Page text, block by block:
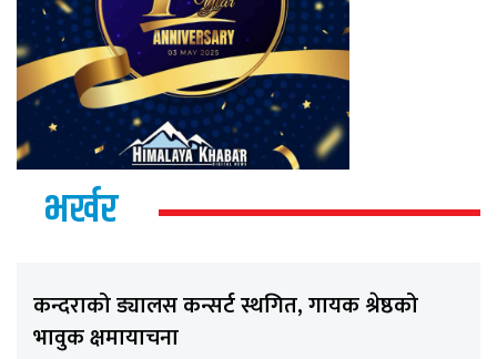
भर्खर
कन्दराको ड्यालस कन्सर्ट स्थगित, गायक श्रेष्ठको
भावुक क्षमायाचना